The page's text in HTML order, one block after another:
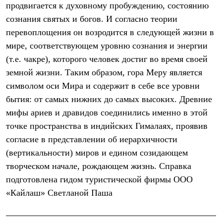
Носки
Полезные аксессуары
Ремни
Шевроны
Опушки
Термоковрики
Уход за одеждой
В Арктику
PEAK
ЗА ПОЛЯРНЫМ КРУГОМ
BASK kids
CITY
BASK juno
ИДЁМ В ПОХОД
Дневник капитана
Каталог дилеров
Компания
Баск сегодня
Отцы основатели
продвигается к духовному пробуждению, состоянию
сознания святых и богов. И согласно теории
перевоплощения он возродится в следующей жизни в
мире, соответствующем уровню сознания и энергии
(т.е. чакре), которого человек достиг во время своей
земной жизни. Таким образом, гора Меру является
символом оси Мира и содержит в себе все уровни
бытия: от самых нижних до самых высоких. Древние
мифы ариев и дравидов соединились именно в этой
точке пространства в индийских Гималаях, проявив
согласие в представлении об иерархичности
(вертикальности) миров и едином созидающем
творческом начале, рождающем жизнь. Справка
подготовлена гидом туристической фирмы ООО
«Кайлаш» Светланой Паша